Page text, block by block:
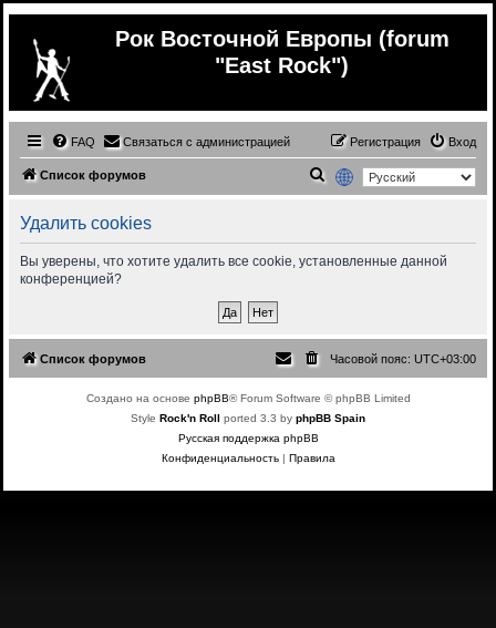
Рок Восточной Европы (forum
"East Rock")
FAQ Связаться с администрацией Вход
Регистрация
Список форумов
Удалить cookies
Вы уверены, что хотите удалить все cookie, установленные данной
конференцией?
Список форумов Часовой пояс: UTC+03:00
Создано на основе phpBB® Forum Software © phpBB Limited
Style Rock'n Roll ported 3.3 by phpBB Spain
Русская поддержка phpBB
Конфиденциальность| Правила